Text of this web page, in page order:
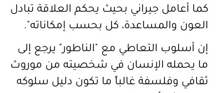
كما أعامل جيراني بحيث يحكم العلاقة تبادل
العون والمساعدة، كل بحسب إمكاناته".
إن أسلوب التعاطي مع "الناطور" يرجع إلى
ما يحمله الإنسان في شخصيته من موروث
ثقافي وفلسفة غالباً ما تكون دليل سلوكه